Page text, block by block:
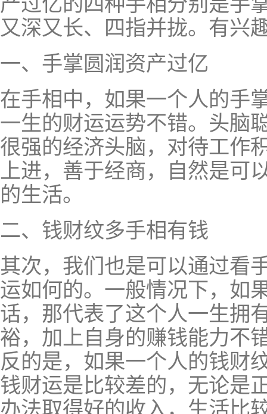
又深又长、四指并拢。有兴
一、手掌圆润资产过亿
在手相中，如果一个人的手
一生的财运运势不错。头脑
很强的经济头脑，对待工作
上进，善于经商，自然是可
的生活。
二、钱财纹多手相有钱
其次，我们也是可以通过看
运如何的。一般情况下，如
话，那代表了这个人一生拥
裕，加上自身的赚钱能力不
反的是，如果一个人的钱财
钱财运是比较差的，无论是